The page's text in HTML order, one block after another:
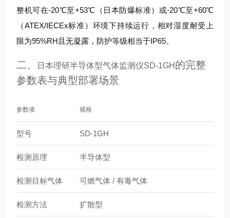
整机可在-20℃至+53℃（日本防爆标准）或-20℃至+60℃
（ATEX/IECEx标准）环境下持续运行，相对湿度耐受上
限为95%RH且无凝露，防护等级相当于IP65。
二、 日本理研半导体型气体监测仪SD-1GH 的完整
参数表与典型部署场景
参数项 规格
型号 SD-1GH
检测原理 半导体型
检测目标气体 可燃气体 / 有毒气体
检测方法 扩散型